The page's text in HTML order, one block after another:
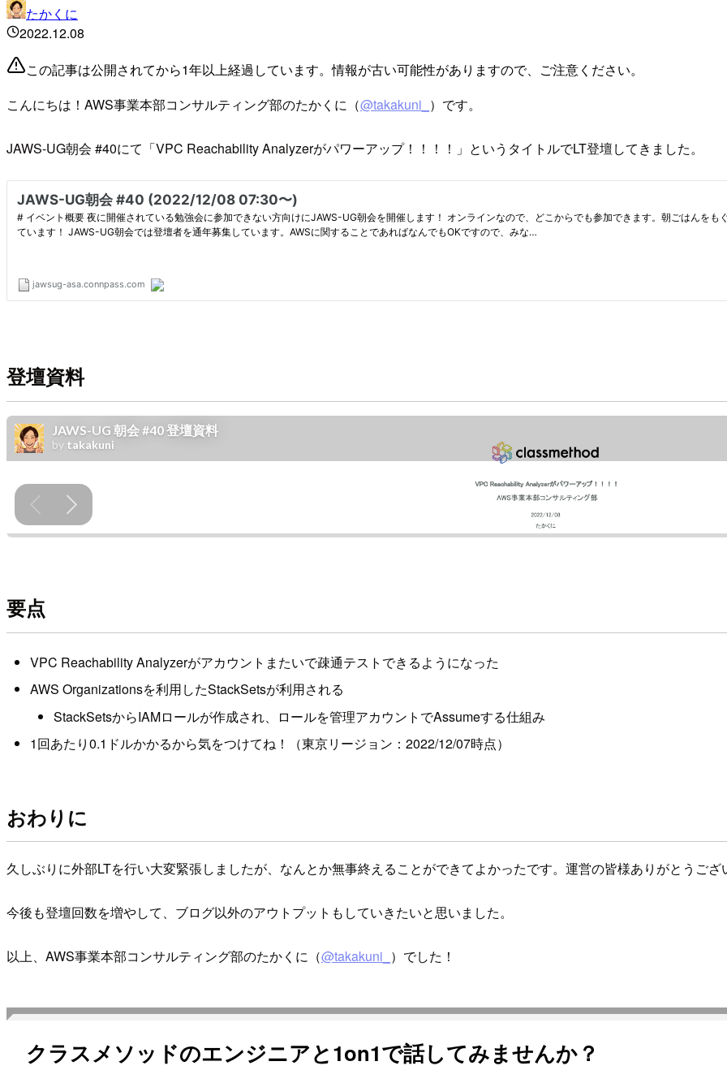
たかくに
2022.12.08
この記事は公開されてから1年以上経過しています。情報が古い可能性がありますので、ご注意ください。
こんにちは！AWS事業本部コンサルティング部のたかくに（@takakuni_ ）です。
JAWS-UG朝会 #40にて「VPC Reachability Analyzerがパワーアップ！！！！」というタイトルでLT登壇してきました。
登壇資料
要点
VPC Reachability Analyzerがアカウントまたいで疎通テストできるようになった
AWS Organizationsを利用したStackSetsが利用される
StackSetsからIAMロールが作成され、ロールを管理アカウントでAssumeする仕組み
1回あたり0.1ドルかかるから気をつけてね！（東京リージョン：2022/12/07時点）
おわりに
久しぶりに外部LTを行い大変緊張しましたが、なんとか無事終えることができてよかったです。運営の皆様ありがとうござ
今後も登壇回数を増やして、ブログ以外のアウトプットもしていきたいと思いました。
以上、AWS事業本部コンサルティング部のたかくに（@takakuni_ ）でした！
クラスメソッドのエンジニアと1on1で話してみませんか？